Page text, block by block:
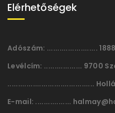
Elérhetőségek
Adószám: ........................
Levélcím: .................. 9700
.........................................
E-mail: .................